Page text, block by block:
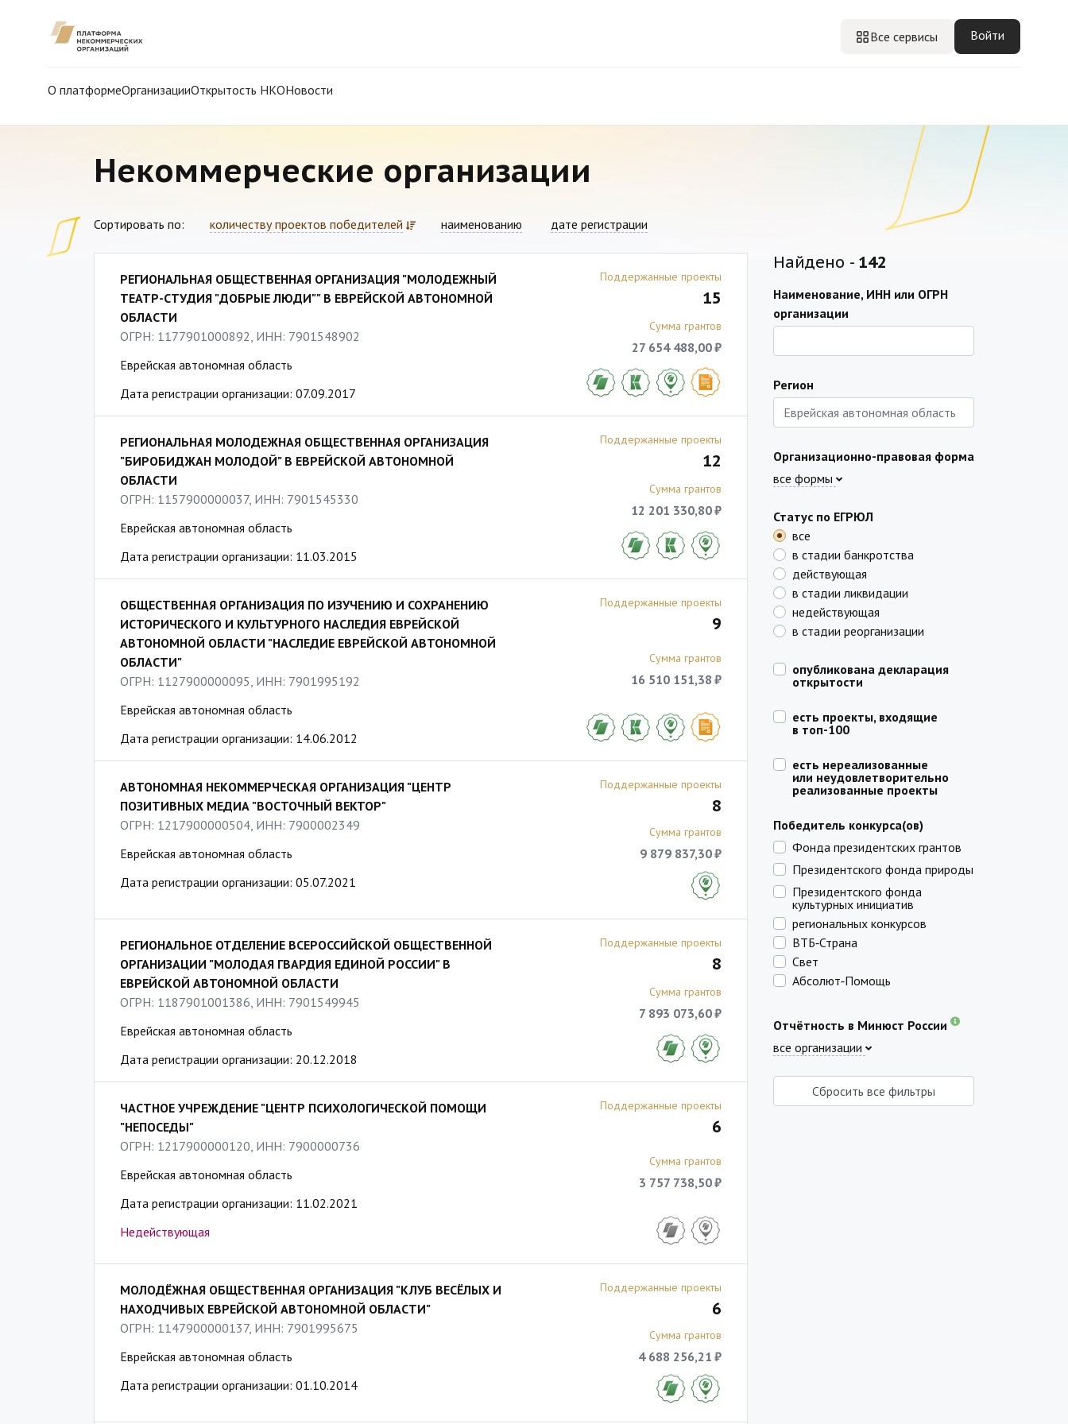
Все сервисы Войти
О платформеОрганизацииОткрытость НКОНовости
Некоммерческие организации
Сортировать по: количеству проектов победителей наименованию дате регистрации
РЕГИОНАЛЬНАЯ ОБЩЕСТВЕННАЯ ОРГАНИЗАЦИЯ "МОЛОДЕЖНЫЙ
ТЕАТР-СТУДИЯ "ДОБРЫЕ ЛЮДИ"" В ЕВРЕЙСКОЙ АВТОНОМНОЙ
ОБЛАСТИ
ОГРН: 1177901000892, ИНН: 7901548902
Еврейская автономная область
Дата регистрации организации: 07.09.2017
Поддержанные проекты
15
Сумма грантов
27 654 488,00 ₽
РЕГИОНАЛЬНАЯ МОЛОДЕЖНАЯ ОБЩЕСТВЕННАЯ ОРГАНИЗАЦИЯ
"БИРОБИДЖАН МОЛОДОЙ" В ЕВРЕЙСКОЙ АВТОНОМНОЙ
ОБЛАСТИ
ОГРН: 1157900000037, ИНН: 7901545330
Еврейская автономная область
Дата регистрации организации: 11.03.2015
Поддержанные проекты
12
Сумма грантов
12 201 330,80 ₽
ОБЩЕСТВЕННАЯ ОРГАНИЗАЦИЯ ПО ИЗУЧЕНИЮ И СОХРАНЕНИЮ
ИСТОРИЧЕСКОГО И КУЛЬТУРНОГО НАСЛЕДИЯ ЕВРЕЙСКОЙ
АВТОНОМНОЙ ОБЛАСТИ "НАСЛЕДИЕ ЕВРЕЙСКОЙ АВТОНОМНОЙ
ОБЛАСТИ"
ОГРН: 1127900000095, ИНН: 7901995192
Еврейская автономная область
Дата регистрации организации: 14.06.2012
Поддержанные проекты
9
Сумма грантов
16 510 151,38 ₽
АВТОНОМНАЯ НЕКОММЕРЧЕСКАЯ ОРГАНИЗАЦИЯ "ЦЕНТР
ПОЗИТИВНЫХ МЕДИА "ВОСТОЧНЫЙ ВЕКТОР"
ОГРН: 1217900000504, ИНН: 7900002349
Еврейская автономная область
Дата регистрации организации: 05.07.2021
Поддержанные проекты
8
Сумма грантов
9 879 837,30 ₽
РЕГИОНАЛЬНОЕ ОТДЕЛЕНИЕ ВСЕРОССИЙСКОЙ ОБЩЕСТВЕННОЙ
ОРГАНИЗАЦИИ "МОЛОДАЯ ГВАРДИЯ ЕДИНОЙ РОССИИ" В
ЕВРЕЙСКОЙ АВТОНОМНОЙ ОБЛАСТИ
ОГРН: 1187901001386, ИНН: 7901549945
Еврейская автономная область
Дата регистрации организации: 20.12.2018
Поддержанные проекты
8
Сумма грантов
7 893 073,60 ₽
ЧАСТНОЕ УЧРЕЖДЕНИЕ "ЦЕНТР ПСИХОЛОГИЧЕСКОЙ ПОМОЩИ
"НЕПОСЕДЫ"
ОГРН: 1217900000120, ИНН: 7900000736
Еврейская автономная область
Дата регистрации организации: 11.02.2021
Недействующая
Поддержанные проекты
6
Сумма грантов
3 757 738,50 ₽
МОЛОДЁЖНАЯ ОБЩЕСТВЕННАЯ ОРГАНИЗАЦИЯ "КЛУБ ВЕСЁЛЫХ И
НАХОДЧИВЫХ ЕВРЕЙСКОЙ АВТОНОМНОЙ ОБЛАСТИ"
ОГРН: 1147900000137, ИНН: 7901995675
Еврейская автономная область
Дата регистрации организации: 01.10.2014
Поддержанные проекты
6
Сумма грантов
4 688 256,21 ₽
Найдено - 142
Наименование, ИНН или ОГРН
организации
Регион
Организационно-правовая форма
все формы
Статус по ЕГРЮЛ
все
в стадии банкротства
действующая
в стадии ликвидации
недействующая
в стадии реорганизации
опубликована декларация
открытости
есть проекты, входящие
в топ-100
есть нереализованные
или неудовлетворительно
реализованные проекты
Победитель конкурса(ов)
Фонда президентских грантов
Президентского фонда природы
Президентского фонда
культурных инициатив
региональных конкурсов
ВТБ‑Страна
Свет
Абсолют‑Помощь
Отчётность в Минюст России
все организации
Сбросить все фильтры